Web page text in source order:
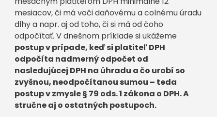
mesiacov, či má voči daňovému a colnému úradu
dlhy a napr. aj od toho, či si má od čoho
odpočítať. V dnešnom príklade si ukážeme
postup v prípade, keď si platiteľ DPH
odpočíta nadmerný odpočet od
nasledujúcej DPH na úhradu a čo urobí so
zvyšnou, neodpočítanou sumou – teda
postup v zmysle § 79 ods. 1 zákona o DPH. A
stručne aj o ostatných postupoch.